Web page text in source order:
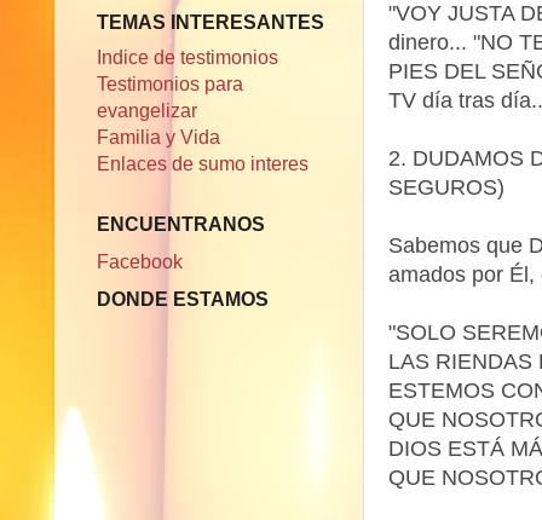
"VOY JUSTA
dinero... "NO
PIES DEL
TV día tras
2. DUDAMOS
SEGUROS)
Sabemos que
amados por Él,
"SOLO
LAS RIENDAS
ESTEMOS
QUE
DIOS ESTÁ
QUE
TEMAS INTERESANTES
Indice de testimonios
Testimonios para
evangelizar
Familia y Vida
Enlaces de sumo interes
ENCUENTRANOS
Facebook
DONDE ESTAMOS